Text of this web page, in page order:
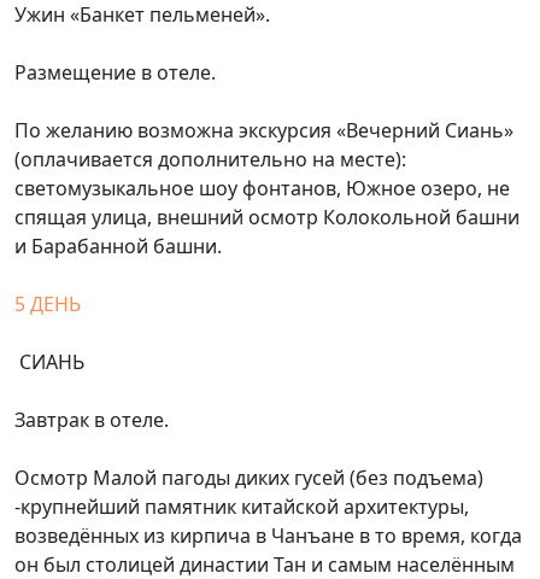
Ужин «Банкет пельменей».
Размещение в отеле.
По желанию возможна экскурсия «Вечерний Сиань»
(оплачивается дополнительно на месте):
светомузыкальное шоу фонтанов, Южное озеро, не
спящая улица, внешний осмотр Колокольной башни
и Барабанной башни.
5 ДЕНЬ
СИАНЬ
Завтрак в отеле.
Осмотр Малой пагоды диких гусей (без подъема)
-крупнейший памятник китайской архитектуры,
возведённых из кирпича в Чанъане в то время, когда
он был столицей династии Тан и самым населённым